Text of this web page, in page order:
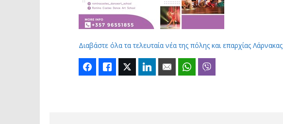
Διαβάστε όλα τα τελευταία νέα της πόλης και επαρχίας Λάρνακας
FacebookLike Twitter LinkedIn Email WhatsApp